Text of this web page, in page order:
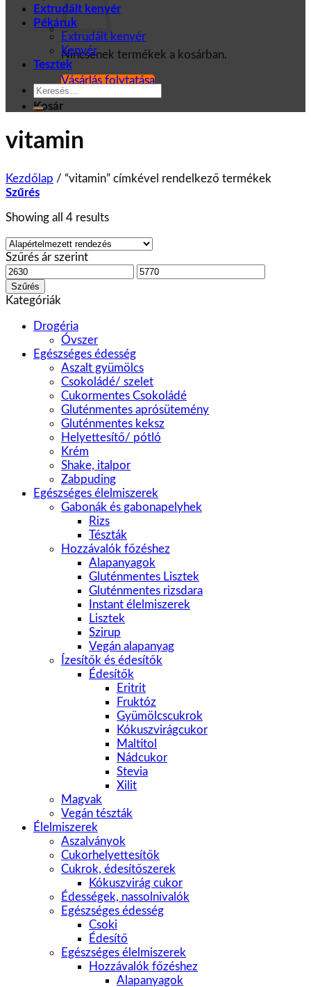
Nincsenek termékek a kosárban.
Vásárlás folytatása
Kosár
Extrudált kenyér
Pékáruk
Extrudált kenyér
Kenyér
Tesztek
Keresés
a
vitamin
Kezdőlap / “vitamin” címkével rendelkező termékek
Szűrés
Showing all 4 results
Szűrés ár szerint
Min
ár
Max
Szűrés
Kategóriák
Drogéria
Óvszer
Egészséges édesség
Aszalt gyümölcs
Csokoládé/ szelet
Cukormentes Csokoládé
Gluténmentes aprósütemény
Gluténmentes keksz
Helyettesítő/ pótló
Krém
Shake, italpor
Zabpuding
Egészséges élelmiszerek
Gabonák és gabonapelyhek
Rizs
Tészták
Hozzávalók főzéshez
Alapanyagok
Gluténmentes Lisztek
Gluténmentes rizsdara
Instant élelmiszerek
Lisztek
Szirup
Vegán alapanyag
Ízesítők és édesítők
Édesítők
Eritrit
Fruktóz
Gyümölcscukrok
Kókuszvirágcukor
Maltitol
Nádcukor
Stevia
Xilit
Magvak
Vegán tészták
Élelmiszerek
Aszalványok
Cukorhelyettesítők
Cukrok, édesítőszerek
Kókuszvirág cukor
Édességek, nassolnivalók
Egészséges édesség
Csoki
Édesítő
Egészséges élelmiszerek
Hozzávalók főzéshez
Alapanyagok